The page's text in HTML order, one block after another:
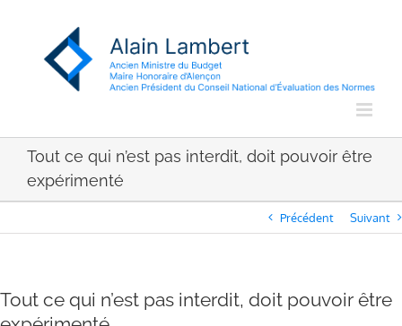
Tout ce qui n’est pas interdit, doit pouvoir être
expérimenté
Précédent Suivant
Tout ce qui n’est pas interdit, doit pouvoir être